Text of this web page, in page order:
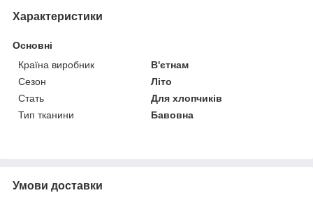
Характеристики
Основні
Країна виробник
В'єтнам
Сезон
Літо
Стать
Для хлопчиків
Тип тканини
Бавовна
Умови доставки